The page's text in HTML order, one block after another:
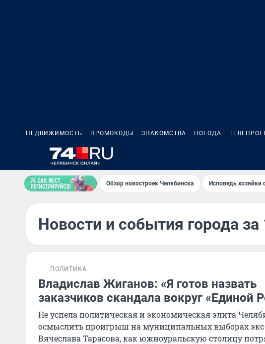
НЕДВИЖИМОСТЬ ПРОМОКОДЫ ЗНАКОМСТВА ПОГОДА
Обзор новостроек Челябинска Исповедь хозяйки
Новости и события города за
ПОЛИТИКА
Владислав Жиганов: «Я готов назвать
заказчиков скандала вокруг «Единой
Не успела политическая и экономическая элита
осмыслить проигрыш на муниципальных выборах
Вячеслава Тарасова, как южноуральскую столицу